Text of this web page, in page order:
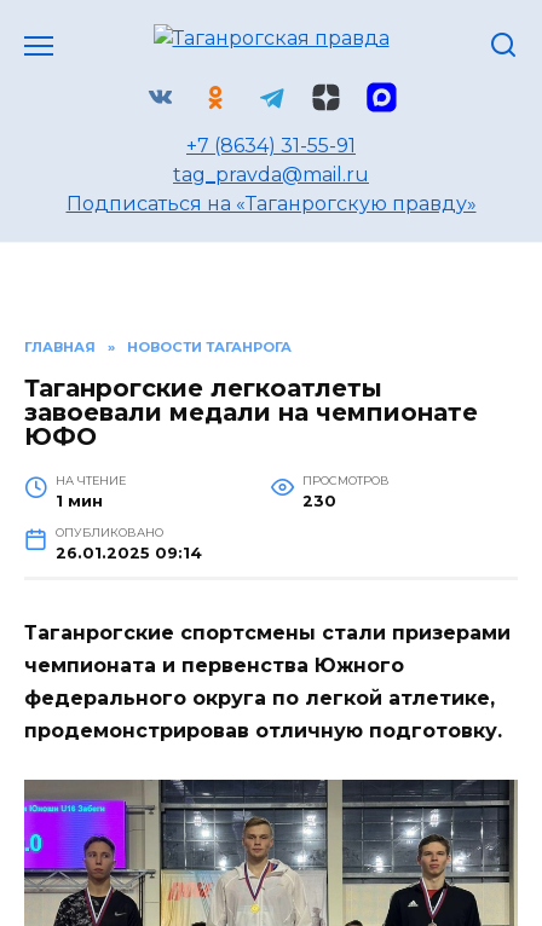
+7 (8634) 31-55-91
tag_pravda@mail.ru
Подписаться на «Таганрогскую правду»
ГЛАВНАЯ » НОВОСТИ ТАГАНРОГА
Таганрогские легкоатлеты
завоевали медали на чемпионате
ЮФО
НА ЧТЕНИЕ
1 мин
ПРОСМОТРОВ
230
ОПУБЛИКОВАНО
26.01.2025 09:14
Таганрогские спортсмены стали призерами
чемпионата и первенства Южного
федерального округа по легкой атлетике,
продемонстрировав отличную подготовку.